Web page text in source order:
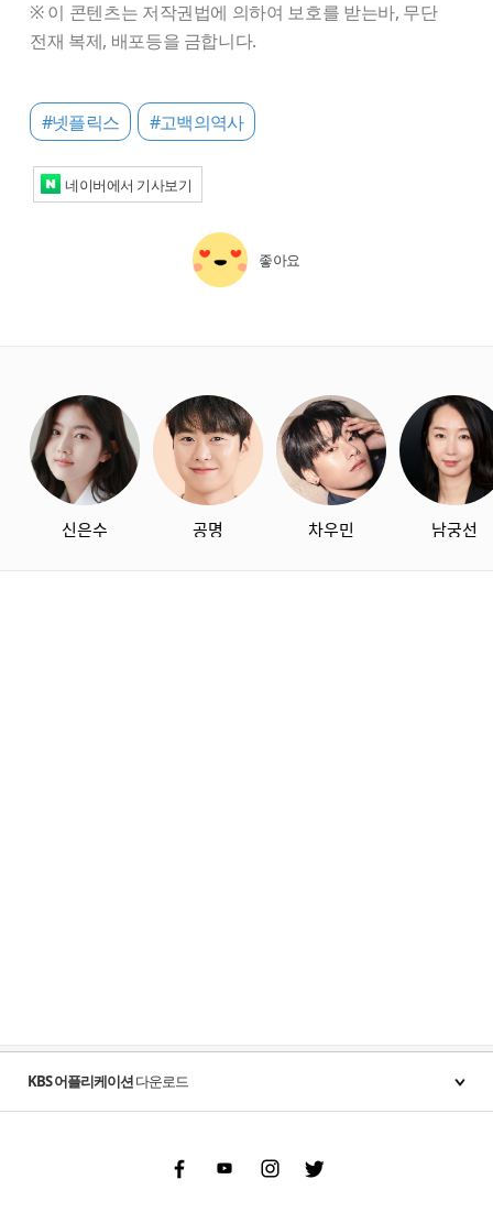
※ 이 콘텐츠는 저작권법에 의하여 보호를 받는바, 무단
전재 복제, 배포등을 금합니다.
#넷플릭스 #고백의역사
네이버에서 기사보기
좋아요
신은수 공명 차우민 남궁선
KBS 어플리케이션다운로드
FacebookYoutubeInstgram Twitter